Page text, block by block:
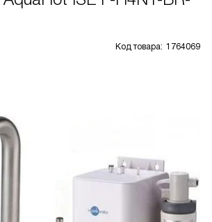
Код товара: 1764069